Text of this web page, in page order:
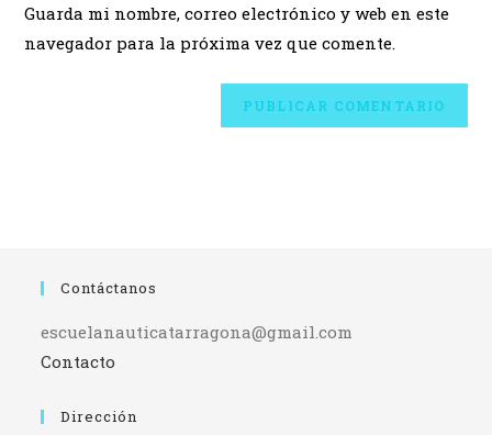
Guarda mi nombre, correo electrónico y web en este
navegador para la próxima vez que comente.
Contáctanos
escuelanauticatarragona@gmail.com
Contacto
Dirección